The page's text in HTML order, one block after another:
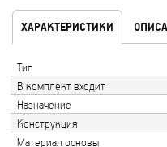
ХАРАКТЕРИСТИКИ
Тип
В комплект входит
Назначение
Конструкция
Материал основы